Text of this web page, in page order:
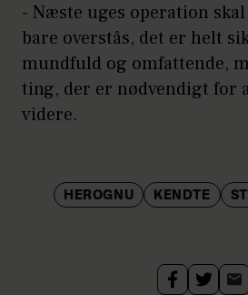
- Næste uges operation
bare overstås, det er helt
mundfuld og omfattende,
ting, der er nødvendigt for
videre.
HEROGNU KENDTE